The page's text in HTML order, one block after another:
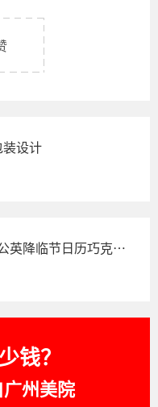
装设计
英降临节日历巧克力
钱？
州美院